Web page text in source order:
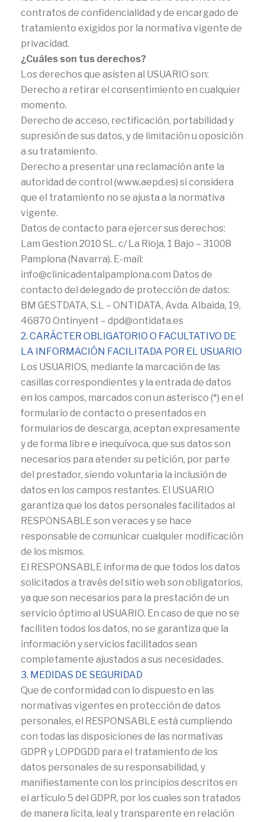
contratos de confidencialidad y de encargado de
tratamiento exigidos por la normativa vigente de
privacidad.
¿Cuáles son tus derechos?
Los derechos que asisten al USUARIO son:
Derecho a retirar el consentimiento en cualquier
momento.
Derecho de acceso, rectificación, portabilidad y
supresión de sus datos, y de limitación u oposición
a su tratamiento.
Derecho a presentar una reclamación ante la
autoridad de control (www.aepd.es) si considera
que el tratamiento no se ajusta a la normativa
vigente.
Datos de contacto para ejercer sus derechos:
Lam Gestion 2010 SL. c/ La Rioja, 1 Bajo – 31008
Pamplona (Navarra). E-mail:
info@clinicadentalpamplona.com Datos de
contacto del delegado de protección de datos:
BM GESTDATA, S.L – ONTIDATA, Avda. Albaida, 19,
46870 Ontinyent – dpd@ontidata.es
2. CARÁCTER OBLIGATORIO O FACULTATIVO DE
LA INFORMACIÓN FACILITADA POR EL USUARIO
Los USUARIOS, mediante la marcación de las
casillas correspondientes y la entrada de datos
en los campos, marcados con un asterisco (*) en el
formulario de contacto o presentados en
formularios de descarga, aceptan expresamente
y de forma libre e inequívoca, que sus datos son
necesarios para atender su petición, por parte
del prestador, siendo voluntaria la inclusión de
datos en los campos restantes. El USUARIO
garantiza que los datos personales facilitados al
RESPONSABLE son veraces y se hace
responsable de comunicar cualquier modificación
de los mismos.
El RESPONSABLE informa de que todos los datos
solicitados a través del sitio web son obligatorios,
ya que son necesarios para la prestación de un
servicio óptimo al USUARIO. En caso de que no se
faciliten todos los datos, no se garantiza que la
información y servicios facilitados sean
completamente ajustados a sus necesidades.
3. MEDIDAS DE SEGURIDAD
Que de conformidad con lo dispuesto en las
normativas vigentes en protección de datos
personales, el RESPONSABLE está cumpliendo
con todas las disposiciones de las normativas
GDPR y LOPDGDD para el tratamiento de los
datos personales de su responsabilidad, y
manifiestamente con los principios descritos en
el artículo 5 del GDPR, por los cuales son tratados
de manera lícita, leal y transparente en relación